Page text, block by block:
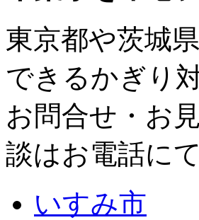
東京都や茨城県
できるかぎり
お問合せ・お
談はお電話に
いすみ市